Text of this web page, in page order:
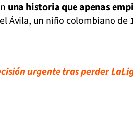
una historia que apenas
Ávila, un niño colombiano de
urgente tras perder